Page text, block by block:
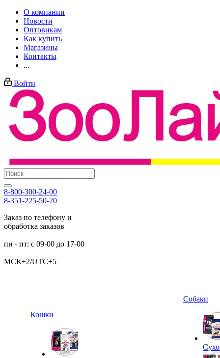
О компании
Новости
Оптовикам
Как купить
Магазины
Контакты
...
Войти
8-800-300-24-00
8-351-225-50-20
Заказ по телефону и
обработка заказов
пн - пт: с 09-00 до 17-00
МСК+2/UTC+5
Кошки
Собаки